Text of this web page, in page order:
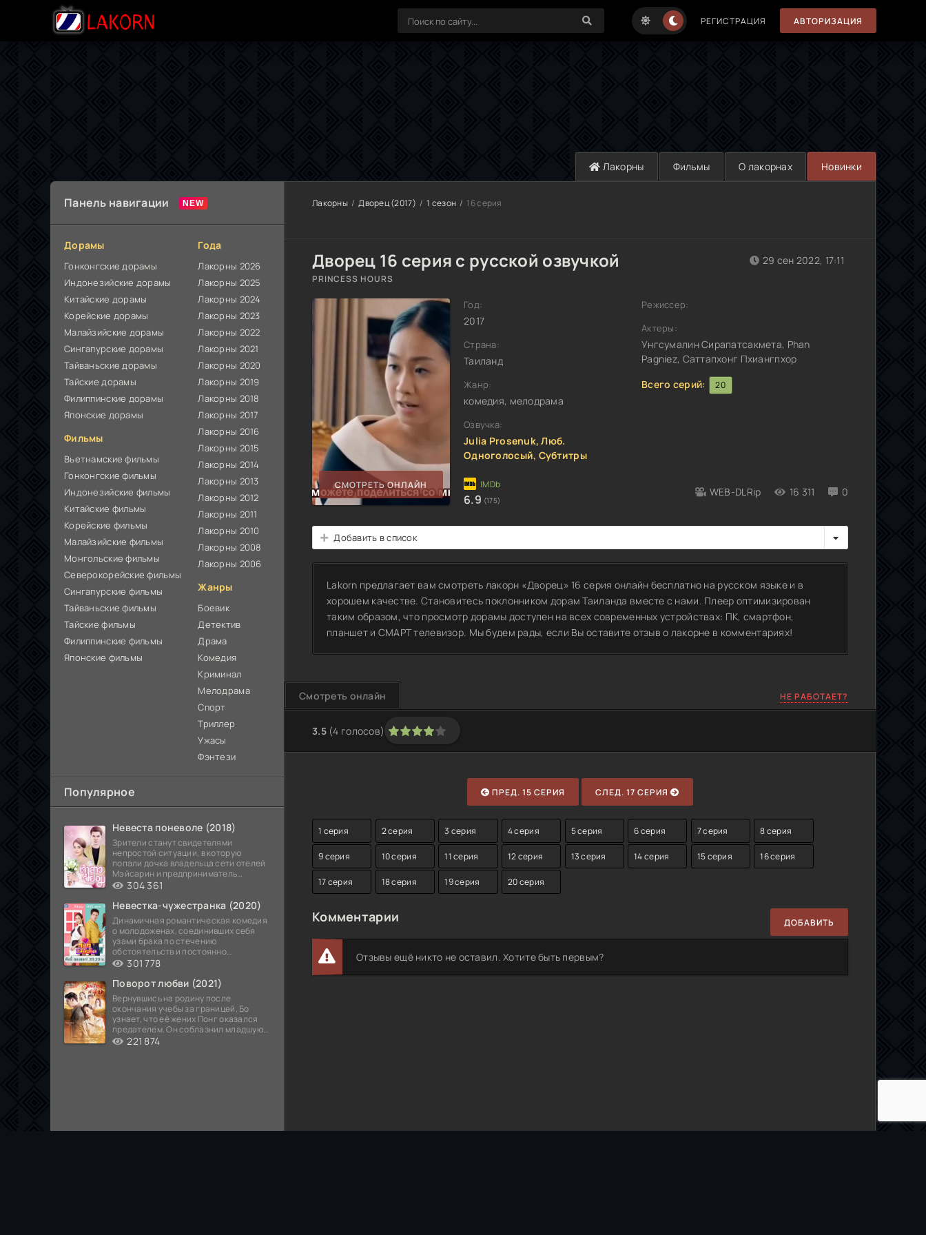
РЕГИСТРАЦИЯ АВТОРИЗАЦИЯ
Лакорны Фильмы О лакорнах Новинки
Панель навигации
Дорамы
Гонконгские дорамы
Индонезийские дорамы
Китайские дорамы
Корейские дорамы
Малайзийские дорамы
Сингапурские дорамы
Тайваньские дорамы
Тайские дорамы
Филиппинские дорамы
Японские дорамы
Фильмы
Вьетнамские фильмы
Гонконгские фильмы
Индонезийские фильмы
Китайские фильмы
Корейские фильмы
Малайзийские фильмы
Монгольские фильмы
Северокорейские фильмы
Сингапурские фильмы
Тайваньские фильмы
Тайские фильмы
Филиппинские фильмы
Японские фильмы
Года
Лакорны 2026
Лакорны 2025
Лакорны 2024
Лакорны 2023
Лакорны 2022
Лакорны 2021
Лакорны 2020
Лакорны 2019
Лакорны 2018
Лакорны 2017
Лакорны 2016
Лакорны 2015
Лакорны 2014
Лакорны 2013
Лакорны 2012
Лакорны 2011
Лакорны 2010
Лакорны 2008
Лакорны 2006
Жанры
Боевик
Детектив
Драма
Комедия
Криминал
Мелодрама
Спорт
Триллер
Ужасы
Фэнтези
Популярное
Невеста поневоле (2018)
Зрители станут свидетелями
непростой ситуации, в которую
попали дочка владельца сети отелей
Мэйсарин и предприниматель
Кетдэн. Обоих главных героев
304 361
Невестка-чужестранка (2020)
Динамичная романтическая комедия
о молодоженах, соединивших себя
узами брака по стечению
обстоятельств и постоянно
попадающих в курьезные ситуации...
301 778
Поворот любви (2021)
Вернувшись на родину после
окончания учебы за границей, Бо
узнает, что её жених Понг оказался
предателем. Он соблазнил младшую
сестру хозяина
221 874
Лакорны Дворец (2017) 1 сезон 16 серия
Дворец 16 серия с русской озвучкой
PRINCESS HOURS
СМОТРЕТЬ ОНЛАЙН
Год:
2017
Страна:
Таиланд
Жанр:
комедия, мелодрама
Озвучка:
Julia Prosenuk, Люб.
Одноголосый, Субтитры
6.9 (175)
WEB-DLRip 16 311 0
29 сен 2022, 17:11
Режиссер:
Актеры:
Унгсумалин Сирапатсакмета, Phan
Pagniez, Саттапхонг Пхиангпхор
Всего серий:
20
Добавить в список
Lakorn предлагает вам смотреть лакорн «Дворец» 16 серия онлайн бесплатно на русском языке и в
хорошем качестве. Становитесь поклонником дорам Таиланда вместе с нами. Плеер оптимизирован
таким образом, что просмотр дорамы доступен на всех современных устройствах: ПК, смартфон,
планшет и СМАРТ телевизор. Мы будем рады, если Вы оставите отзыв о лакорне в комментариях!
Смотреть онлайн НЕ РАБОТАЕТ?
3.5(4 голосов)
1 2 3 4 5
ПРЕД. 15 СЕРИЯ СЛЕД. 17 СЕРИЯ
1 серия 2 серия 3 серия 4 серия 5 серия 6 серия 7 серия 8 серия
9 серия 10 серия 11 серия 12 серия 13 серия 14 серия 15 серия 16 серия
17 серия 18 серия 19 серия 20 серия
Комментарии ДОБАВИТЬ
Отзывы ещё никто не оставил. Хотите быть первым?